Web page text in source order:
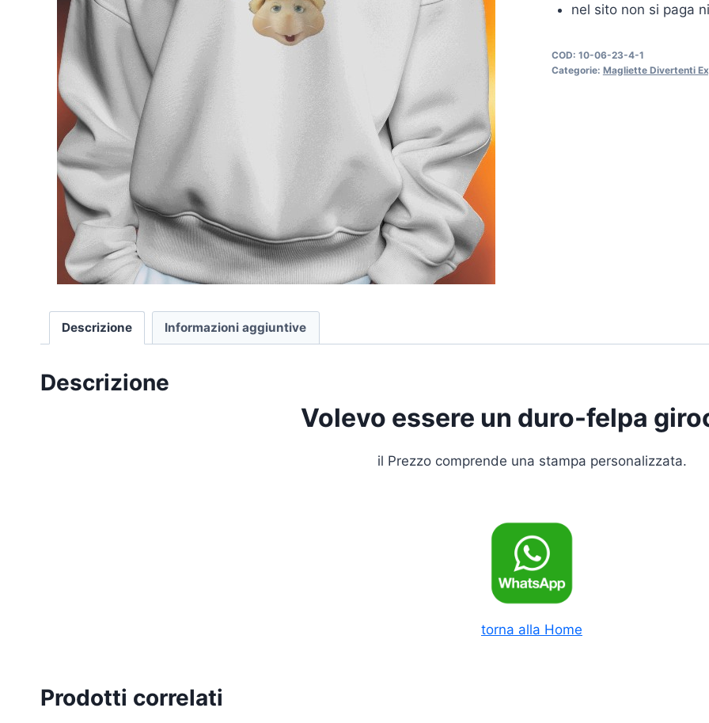
nel sito non si paga
COD: 10-06-23-4-1
Categorie: Magliette Divertenti
Descrizione Informazioni aggiuntive
Descrizione
Volevo essere un duro-felpa
il Prezzo comprende una stampa personalizzata.
torna alla Home
Prodotti correlati